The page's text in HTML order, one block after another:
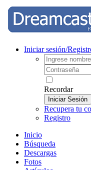
Iniciar sesión/
Recordar
Iniciar Sesión
Recupera tu
Registro
Inicio
Búsqueda
Descargas
Fotos